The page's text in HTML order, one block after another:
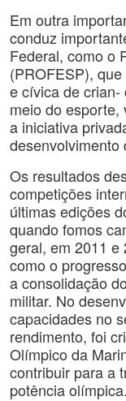
Em outra
conduz
Federal, como o
(PROFESP),
e cívica de crian-
meio do esporte,
a iniciativa
desenvolvimento
Os resultados
competições
últimas edições
quando fomos
geral, em 2011 e
como o
a consolidação
militar. No
capacidades no
rendimento, foi
Olímpico da
contribuir para a
potência olímpica.